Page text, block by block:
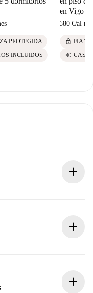
PROTEGIDA
INCLUIDOS
en Vigo
380 €/al
lock
euro
por adelantado.